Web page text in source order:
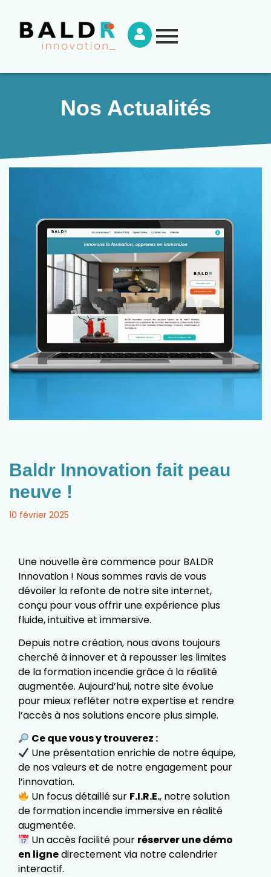
Nos Actualités
Baldr Innovation fait peau
neuve !
10 février 2025
Une nouvelle ère commence pour BALDR
Innovation ! Nous sommes ravis de vous
dévoiler la refonte de notre site internet,
conçu pour vous offrir une expérience plus
fluide, intuitive et immersive.
Depuis notre création, nous avons toujours
cherché à innover et à repousser les limites
de la formation incendie grâce à la réalité
augmentée. Aujourd’hui, notre site évolue
pour mieux refléter notre expertise et rendre
l’accès à nos solutions encore plus simple.
Ce que vous y trouverez :
Une présentation enrichie de notre équipe,
de nos valeurs et de notre engagement pour
l’innovation.
Un focus détaillé sur F.I.R.E., notre solution
de formation incendie immersive en réalité
augmentée.
Un accès facilité pour réserver une démo
en lignedirectement via notre calendrier
interactif.